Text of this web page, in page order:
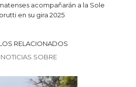
acompañarán a la Sole
en su gira 2025
RELACIONADOS
SOBRE